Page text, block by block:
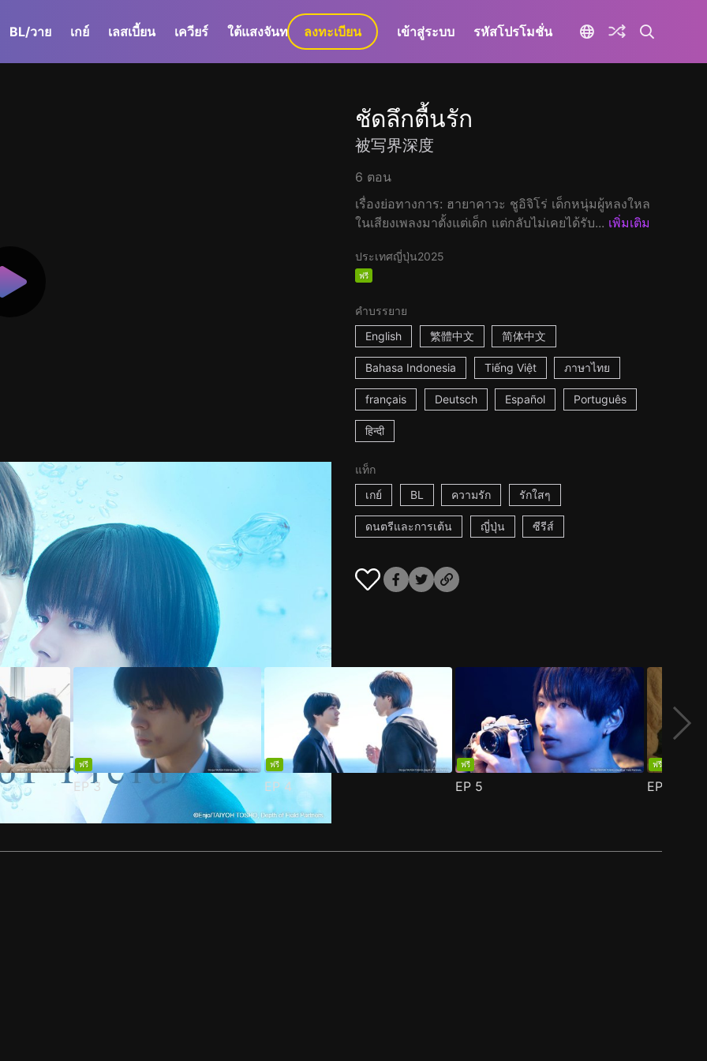
BL/วาย เกย์ เลสเบี้ยน เควียร์ ใต้แสงจันทร์ GaLa+
ลงทะเบียน เข้าสู่ระบบ รหัสโปรโมชั่น
ชัดลึกตื้นรัก
被写界深度
6 ตอน
เรื่องย่อทางการ: ฮายาคาวะ ชูอิจิโร่ เด็กหนุ่มผู้หลงใหล
ในเสียงเพลงมาตั้งแต่เด็ก แต่กลับไม่เคยได้รับ... เพิ่มเติม
ประเทศญี่ปุ่น2025
ฟรี
คำบรรยาย
English
繁體中文 简体中文
Bahasa Indonesia Tiếng Việt ภาษาไทย
français Deutsch Español Português
हिन्दी
แท็ก
เกย์
BL ความรัก รักใสๆ
ดนตรีและการเต้น ญี่ปุ่น ซีรีส์
ฟรี
EP3
ฟรี
EP4
ฟรี
EP 5
ฟรี
EP